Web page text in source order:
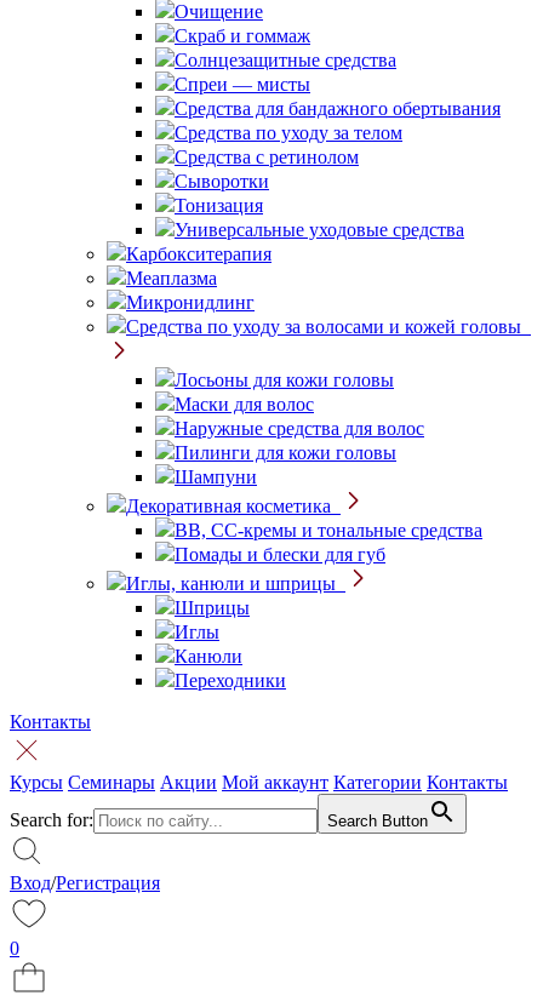
Очищение
Скраб и гоммаж
Солнцезащитные средства
Спреи — мисты
Средства для бандажного обертывания
Средства по уходу за телом
Средства с ретинолом
Сыворотки
Тонизация
Универсальные уходовые средства
Карбокситерапия
Меаплазма
Микронидлинг
Средства по уходу за волосами и кожей головы
Лосьоны для кожи головы
Маски для волос
Наружные средства для волос
Пилинги для кожи головы
Шампуни
Декоративная косметика
BB, CC-кремы и тональные средства
Помады и блески для губ
Иглы, канюли и шприцы
Шприцы
Иглы
Канюли
Переходники
Контакты
Курсы Семинары Акции Мой аккаунт Категории Контакты
Search for:
Search Button
Вход/Регистрация
0